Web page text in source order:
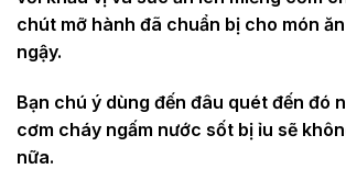
chút mỡ hành đã chuẩn bị cho món
ngậy.
Bạn chú ý dùng đến đâu quét đến đó
cơm cháy ngấm nước sốt bị ỉu sẽ
nữa.